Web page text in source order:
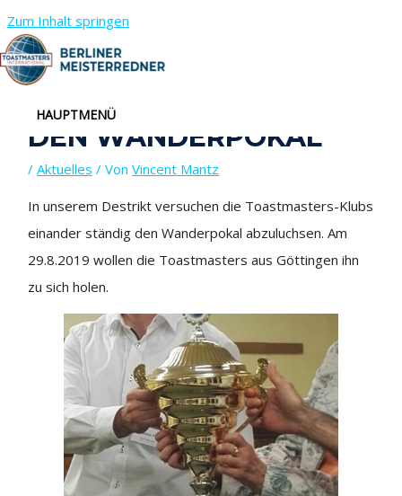
Zum Inhalt springen
HAUPTMENÜ
DER EWIGE KAMPF UM
DEN WANDERPOKAL
/Aktuelles / VonVincent Mantz
In unserem Destrikt versuchen die Toastmasters-Klubs
einander ständig den Wanderpokal abzuluchsen. Am
29.8.2019 wollen die Toastmasters aus Göttingen ihn
zu sich holen.